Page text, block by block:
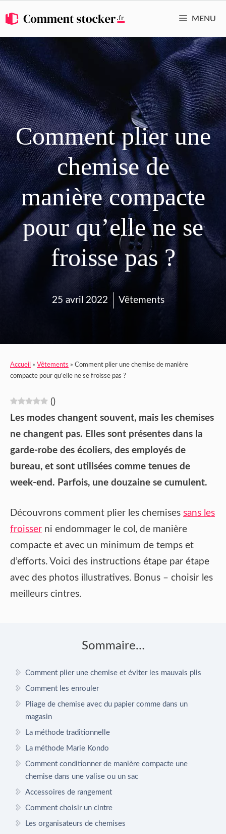
au
contenu
MENU
Comment plier une
chemise de
manière compacte
pour qu’elle ne se
froisse pas ?
25 avril 2022 Vêtements
Accueil » Vêtements » Comment plier une chemise de manière
compacte pour qu’elle ne se froisse pas ?
()
Les modes changent souvent, mais les chemises
ne changent pas. Elles sont présentes dans la
garde-robe des écoliers, des employés de
bureau, et sont utilisées comme tenues de
week-end. Parfois, une douzaine se cumulent.
Découvrons comment plier les chemises sans les
froisser ni endommager le col, de manière
compacte et avec un minimum de temps et
d’efforts. Voici des instructions étape par étape
avec des photos illustratives. Bonus – choisir les
meilleurs cintres.
Sommaire…
Comment plier une chemise et éviter les mauvais plis
Comment les enrouler
Pliage de chemise avec du papier comme dans un
magasin
La méthode traditionnelle
La méthode Marie Kondo
Comment conditionner de manière compacte une
chemise dans une valise ou un sac
Accessoires de rangement
Comment choisir un cintre
Les organisateurs de chemises